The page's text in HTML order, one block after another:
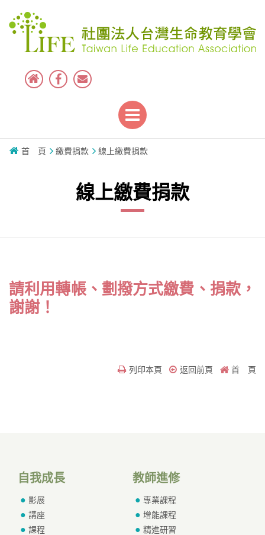
首 頁 繳費捐款 線上繳費捐款
線上繳費捐款
請利用轉帳、劃撥方式繳費、捐款，
謝謝！
列印本頁 返回前頁 首 頁
自我成長
影展
講座
課程
教師進修
專業課程
增能課程
精進研習